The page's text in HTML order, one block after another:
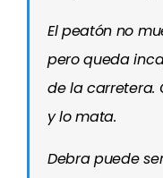
El peatón no
pero queda
de la carretera.
y lo mata.
Debra puede